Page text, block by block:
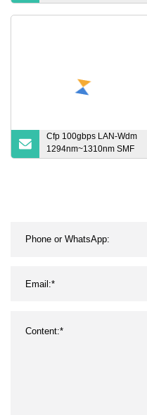
Connector1550nm-
Tx/1310nm-Rx 20km Dom
Cfp 100gbps LAN-Wdm
1294nm~1310nm SMF
10km Duplex LC